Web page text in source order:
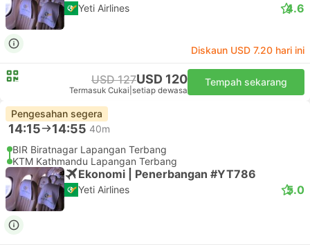
Yeti Airlines 4.6
Diskaun USD 7.20 hari ini
USD 127USD 120
Termasuk Cukai setiap dewasa
Tempah sekarang
Pengesahan segera
14:15 14:55 40m
BIR Biratnagar Lapangan Terbang
KTM Kathmandu Lapangan Terbang
Ekonomi | Penerbangan #YT786
Yeti Airlines 5.0